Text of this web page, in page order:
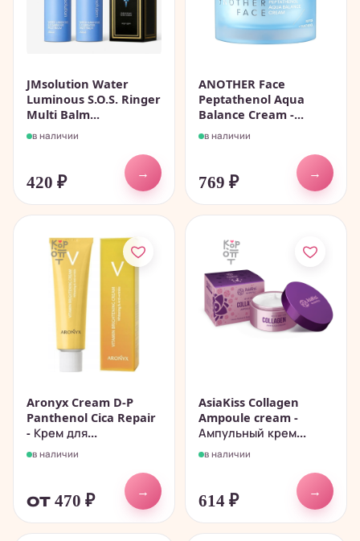
JMsolution Water
Luminous S.O.S. Ringer
Multi Balm...
в наличии
420 ₽
→
ANOTHER Face
Peptathenol Aqua
Balance Cream -...
в наличии
769 ₽
→
Aronyx Cream D-P
Panthenol Cica Repair
- Крем для...
в наличии
от 470 ₽
→
AsiaKiss Collagen
Ampoule cream -
Ампульный крем...
в наличии
614 ₽
→